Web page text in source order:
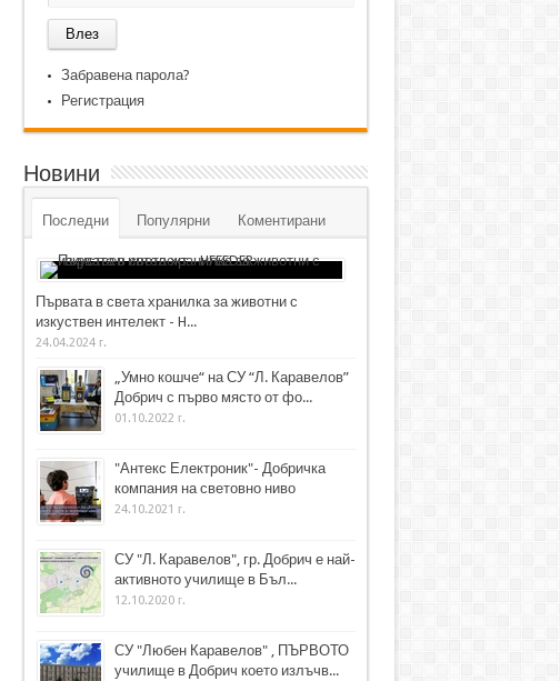
Забравена парола?
Регистрация
Новини
Последни Популярни Коментирани
Първата в света хранилка за животни с
изкуствен интелект - H...
24.04.2024 г.
„Умно кошче“ на СУ “Л. Каравелов”
Добрич с първо място от фо...
01.10.2022 г.
"Антекс Електроник"- Добричка
компания на световно ниво
24.10.2021 г.
СУ "Л. Каравелов", гр. Добрич е най-
активното училище в Бъл...
12.10.2020 г.
СУ "Любен Каравелов" , ПЪРВОТО
училище в Добрич което излъчв...